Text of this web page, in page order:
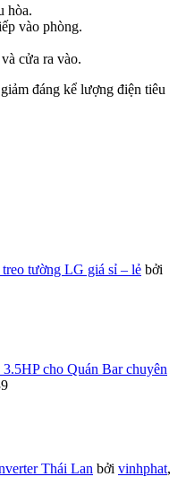
hòa.
vào phòng.
cửa ra vào.
đáng kể lượng điện tiêu
tường LG giá sỉ – lẻ bởi
cho Quán Bar chuyên
Thái Lan bởi vinhphat,